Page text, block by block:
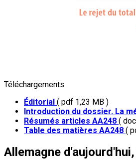
Téléchargements
Éditorial ( pdf 1,23 MB )
Introduction du dossier. La
Résumés articles AA248 (
Table des matières AA248 (
Allemagne